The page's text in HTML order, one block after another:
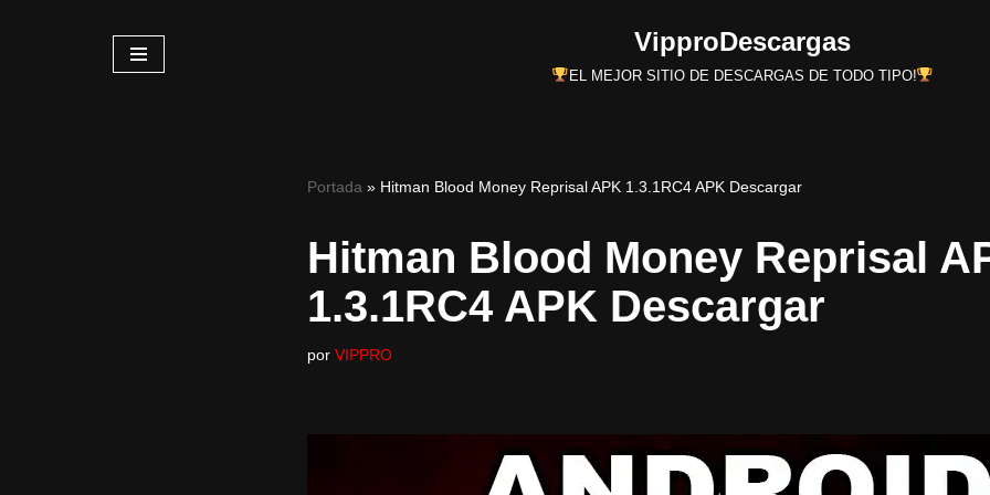
VipproDescargas
EL MEJOR SITIO DE DESCARGAS DE TODO TIPO!
Portada » Hitman Blood Money Reprisal APK 1.3.1RC4 APK Descargar
Hitman Blood Money Reprisal
1.3.1RC4 APK Descargar
por VIPPRO